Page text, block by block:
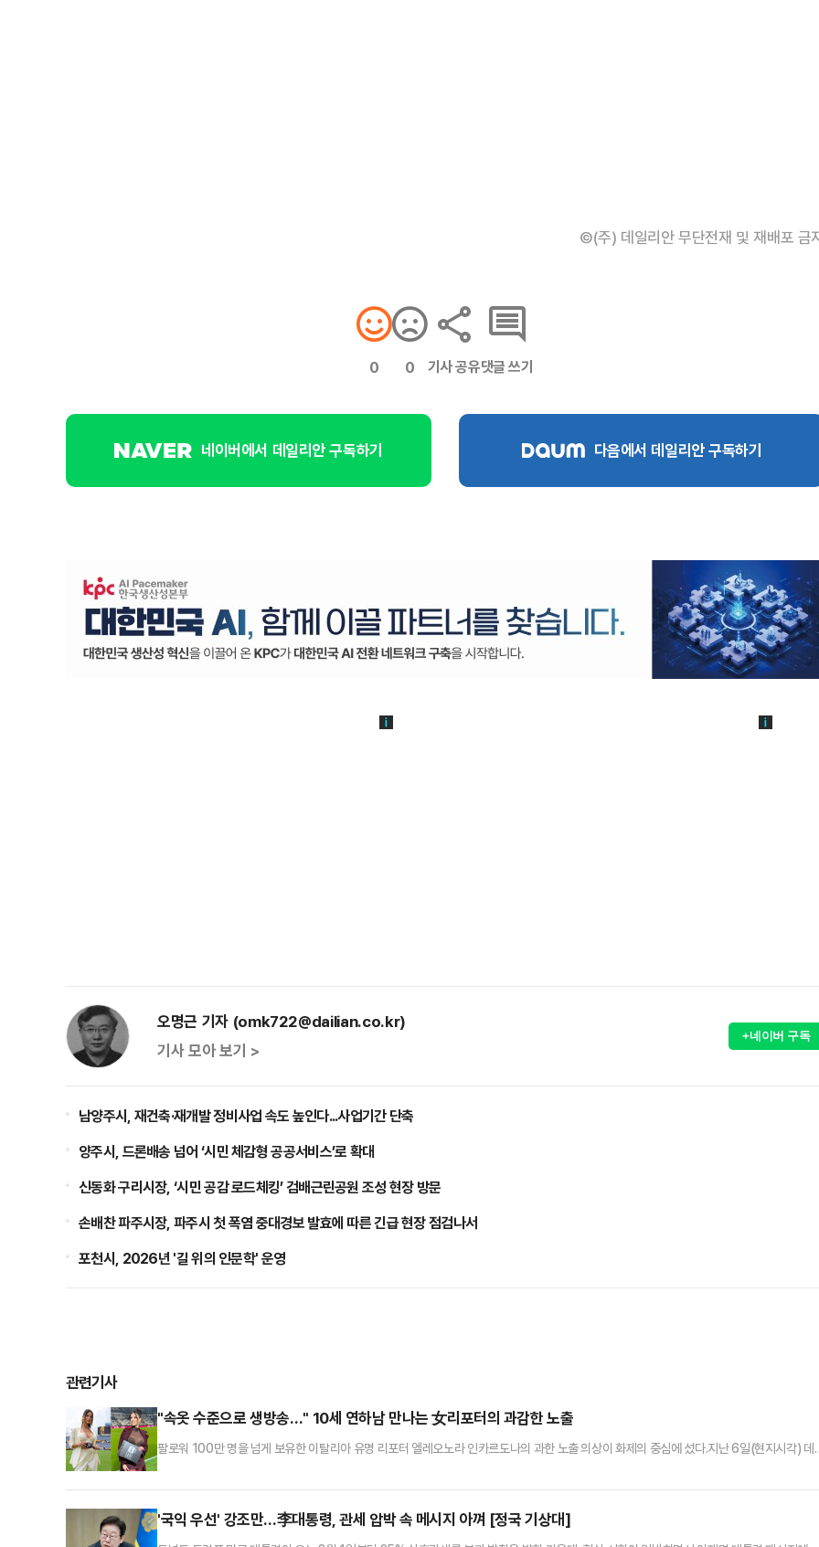
©(주) 데일리안 무단전재 및 재배포 금
0 0 기사 공유댓글 쓰기
네이버에서 데일리안 구독하기 다음에서 데일리안 구독하기
오명근 기자 (omk722@dailian.co.kr)
기사 모아 보기 >
+네이버 구독
남양주시, 재건축·재개발 정비사업 속도 높인다...사업기간 단축
양주시, 드론배송 넘어 ‘시민 체감형 공공서비스’로 확대
신동화 구리시장, ‘시민 공감 로드체킹’ 검배근린공원 조성 현장 방문
손배찬 파주시장, 파주시 첫 폭염 중대경보 발효에 따른 긴급 현장 점검나서
포천시, 2026년 '길 위의 인문학' 운영
관련기사
"속옷 수준으로 생방송…" 10세 연하남 만나는 女리포터의 과감한 노출
팔로워 100만 명을 넘게 보유한 이탈리아 유명 리포터 엘레오노라 인카르도나의 과한 노출 의상이 화제의 중심에 섰다.지난 6일(현지시각) 데
하며 과감한 의상을 착용했다.공개된 사진에 따르면 인카르도나는 경기장에서 크림색 줄무늬 수트와 브라톱 차림(사진 왼쪽)으로 중계를 준비
'국익 우선' 강조만…李대통령, 관세 압박 속 메시지 아껴 [정국 기상대]